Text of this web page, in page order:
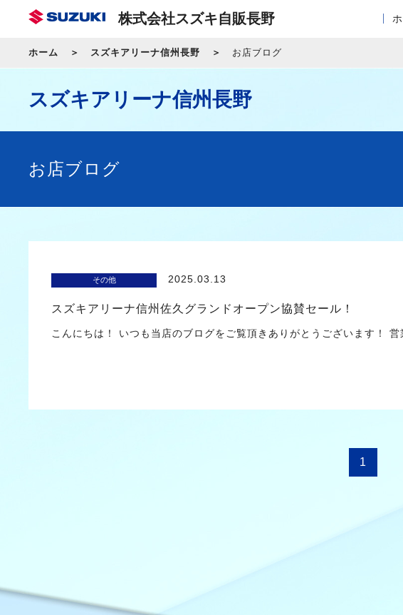
株式会社スズキ自販長野
ホーム スズキアリーナ信州長野 お店ブログ
スズキアリーナ信州長野
お店ブログ
その他 2025.03.13
スズキアリーナ信州佐久グランドオープン協賛セール！
こんにちは！ いつも当店のブログをご覧頂きありがとうございます！
1